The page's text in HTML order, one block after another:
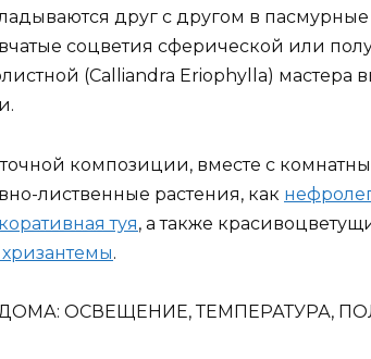
друг с другом в
соцветия сферической или
(Calliandra Eriophylla) мастера
композиции, вместе с
лиственные растения, как
туя, а также
.
ОСВЕЩЕНИЕ, ТЕМПЕРАТУРА,